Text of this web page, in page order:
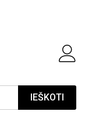
IEŠKOTI